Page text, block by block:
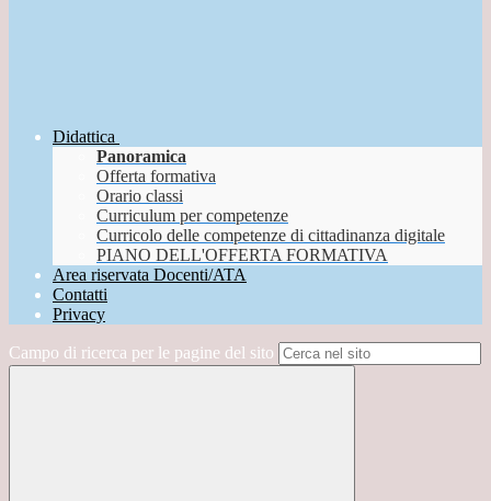
Didattica
Panoramica
Offerta formativa
Orario classi
Curriculum per competenze
Curricolo delle competenze di cittadinanza digitale
PIANO DELL'OFFERTA FORMATIVA
Area riservata Docenti/ATA
Contatti
Privacy
Campo di ricerca per le pagine del sito